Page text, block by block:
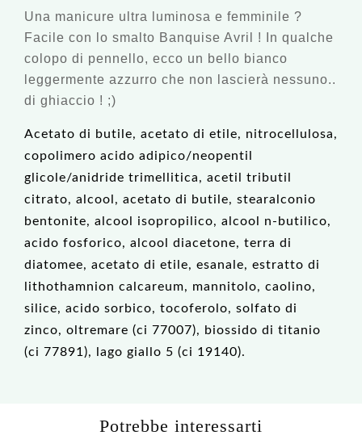
Una manicure ultra luminosa e femminile ?
Facile con lo smalto Banquise Avril ! In qualche
colopo di pennello, ecco un bello bianco
leggermente azzurro che non lascierà nessuno..
di ghiaccio ! ;)
Acetato di butile, acetato di etile, nitrocellulosa,
copolimero acido adipico/neopentil
glicole/anidride trimellitica, acetil tributil
citrato, alcool, acetato di butile, stearalconio
bentonite, alcool isopropilico, alcool n-butilico,
acido fosforico, alcool diacetone, terra di
diatomee, acetato di etile, esanale, estratto di
lithothamnion calcareum, mannitolo, caolino,
silice, acido sorbico, tocoferolo, solfato di
zinco, oltremare (ci 77007), biossido di titanio
(ci 77891), lago giallo 5 (ci 19140).
Potrebbe interessarti